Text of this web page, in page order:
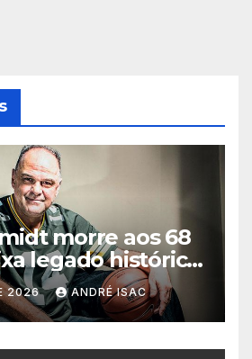
morre aos 68
legado histórico
mundial
2026 ANDRÉ ISAC